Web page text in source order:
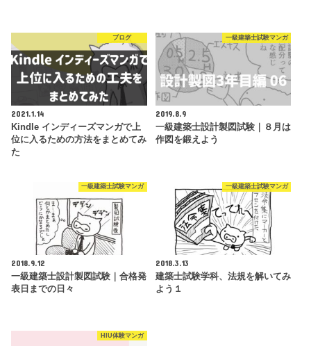
ブログ
2021.1.14
Kindle インディーズマンガで上
位に入るための方法をまとめてみ
た
一級建築士試験マンガ
2019.8.9
一級建築士設計製図試験｜８月は
作図を鍛えよう
一級建築士試験マンガ
2018.9.12
一級建築士設計製図試験｜合格発
表日までの日々
一級建築士試験マンガ
2018.3.13
建築士試験学科、法規を解いてみ
よう１
HIU体験マンガ